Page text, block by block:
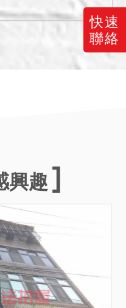
快速
聯絡
的建物，法院已
所得之輻射屋、
地震受創、嚴重漏
損、建物內有非
有上開影響交易
。惟鑑於司法資
債權人、債務人
訊未必完全真
院以通常方式予
難保證絕無上
應於投標前至現
方蒐集資訊，拍
就物之瑕疵無擔
興趣